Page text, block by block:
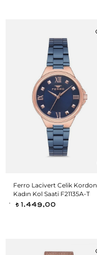
Ferro Lacivert Celik Kordon
Kadın Kol Saati F21135A-T
t 1.449,00